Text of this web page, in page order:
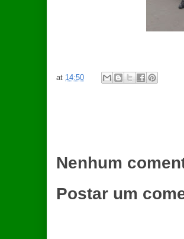
at 14:50
Nenhum
Postar um